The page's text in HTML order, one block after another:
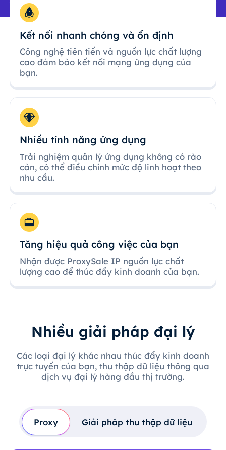
Kết nối nhanh chóng và ổn định
Công nghệ tiên tiến và nguồn lực chất lượng
cao đảm bảo kết nối mạng ứng dụng của
bạn.
Nhiều tính năng ứng dụng
Trải nghiệm quản lý ứng dụng không có rào
cản, có thể điều chỉnh mức độ linh hoạt theo
nhu cầu.
Tăng hiệu quả công việc của bạn
Nhận được ProxySale IP nguồn lực chất
lượng cao để thúc đẩy kinh doanh của bạn.
Nhiều giải pháp đại lý
Các loại đại lý khác nhau thúc đẩy kinh doanh
trực tuyến của bạn, thu thập dữ liệu thông qua
dịch vụ đại lý hàng đầu thị trường.
Proxy Giải pháp thu thập dữ liệu